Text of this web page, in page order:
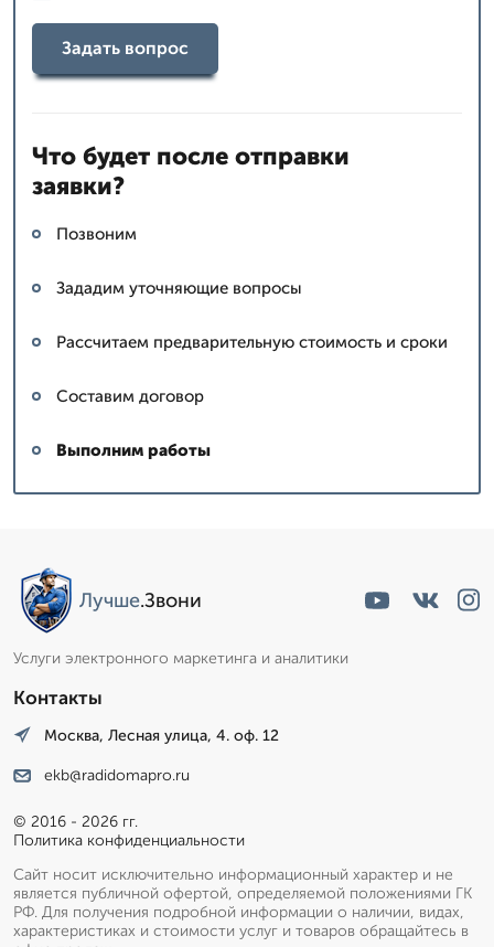
Задать вопрос
Что будет после отправки
заявки?
Позвоним
Зададим уточняющие вопросы
Рассчитаем предварительную стоимость и сроки
Составим договор
Выполним работы
Лучше.Звони
Услуги электронного маркетинга и аналитики
Контакты
Москва, Лесная улица, 4. оф. 12
ekb@radidomapro.ru
© 2016 - 2026 гг.
Политика конфиденциальности
Сайт носит исключительно информационный характер и не
является публичной офертой, определяемой положениями ГК
РФ. Для получения подробной информации о наличии, видах,
характеристиках и стоимости услуг и товаров обращайтесь в
Пишет Вам...